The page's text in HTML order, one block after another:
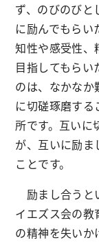
ず、のびのびと
に励んでもらい
知性や感受性、
目指してもら
のは、なかなか
に切磋琢磨す
所です。互いに
が、互いに励ま
ことです。
励まし合うと
イエズス会の教
の精神を失いか